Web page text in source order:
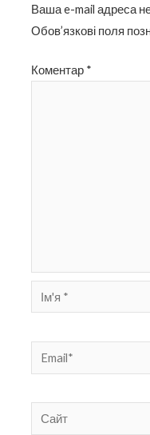
Ваша e-mail адреса
Обов’язкові поля
Коментар *
Ім'я
*
Email*
Сайт